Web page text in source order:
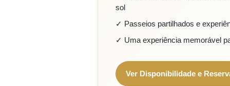
sol
✓ Passeios partilhados e
✓ Uma experiência memorável
Ver Disponibilidade e